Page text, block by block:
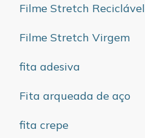
Filme Stretch Reciclável
Filme Stretch Virgem
fita adesiva
Fita arqueada de aço
fita crepe